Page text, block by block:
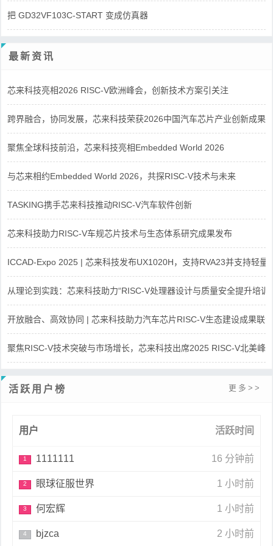
把 GD32VF103C-START 变成仿真器
最新资讯
芯来科技亮相2026 RISC-V欧洲峰会，创新技术方案引关注
跨界融合，协同发展，芯来科技荣获2026中国汽车芯片产业创新成果
聚焦全球科技前沿，芯来科技亮相Embedded World 2026
与芯来相约Embedded World 2026，共探RISC-V技术与未来
TASKING携手芯来科技推动RISC-V汽车软件创新
芯来科技助力RISC-V车规芯片技术与生态体系研究成果发布
ICCAD-Expo 2025 | 芯来科技发布UX1020H，支持RVA23并支持轻量
从理论到实践：芯来科技助力“RISC-V处理器设计与质量安全提升培训
开放融合、高效协同 | 芯来科技助力汽车芯片RISC-V生态建设成果联
聚焦RISC-V技术突破与市场增长，芯来科技出席2025 RISC-V北美峰
活跃用户榜 更多>>
用户 活跃时间
1 16 分钟前
1111111
2 1 小时前
眼球征服世界
3 1 小时前
何宏辉
4 2 小时前
bjzca